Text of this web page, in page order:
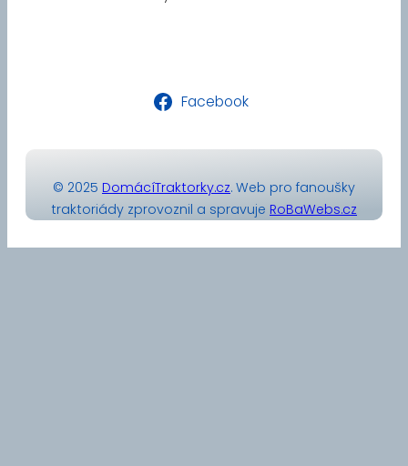
Facebook
© 2025 DomácíTraktorky.cz. Web pro fanoušky
traktoriády zprovoznil a spravuje RoBaWebs.cz